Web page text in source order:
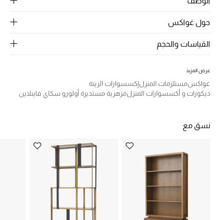
الجمال
الأطفال
مستلزمات المنزل
المجوهرات
حول غواكس
القياسات والحجم
عرض المزيد
غواكسمستلزمات المنزلإكسسوارات الزينة
ديكورات و أكسسوارات المنزلمزهرية مستديرة أولورو سكاي فاينلاين
نسق مع